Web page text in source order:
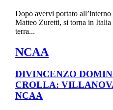
Dopo avervi portato
Matteo Zuretti, si torna in Italia
terra...
NCAA
DIVINCENZO
CROLLA:
NCAA